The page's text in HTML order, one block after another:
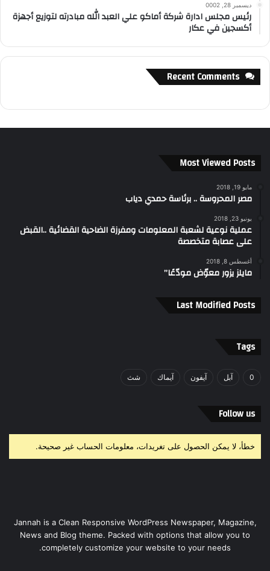
ديسمبر 28, 0002
رئيس مجلس ادارة شركة أماكو علي العبد الله مبادرته لتوزيع أجهزة
أكسجين في عكار
Recent Comments
Most Viewed Posts
مايو 19, 2018
مصر المحروسة .. برئاسة حمدي دياب
يونيو 23, 2018
عملية نوعية لشعبة المعلومات ومفرزة الضاحية القضائية ..القبض
على عصابة متخصصة
أغسطس 8, 2018
مايلز يزور معوّض مودّعًا”
Last Modified Posts
Tags
0 آبل آيفون آيماك شث
Follow us
خطأ، لا يمكن الحصول على تغريدات، معلومات الحساب غير صحيحة.
Jannah is a Clean Responsive WordPress Newspaper, Magazine,
News and Blog theme. Packed with options that allow you to
completely customize your website to your needs.